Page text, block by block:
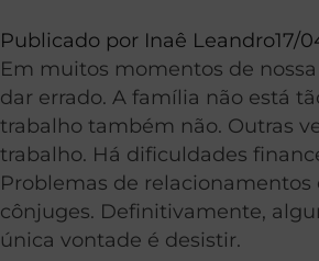
Publicado por Inaê Leandro17/
Em muitos momentos de
dar errado. A família não está
trabalho também não. Outras
trabalho. Há dificuldades
Problemas de relacionamentos
cônjuges. Definitivamente,
única vontade é desistir.